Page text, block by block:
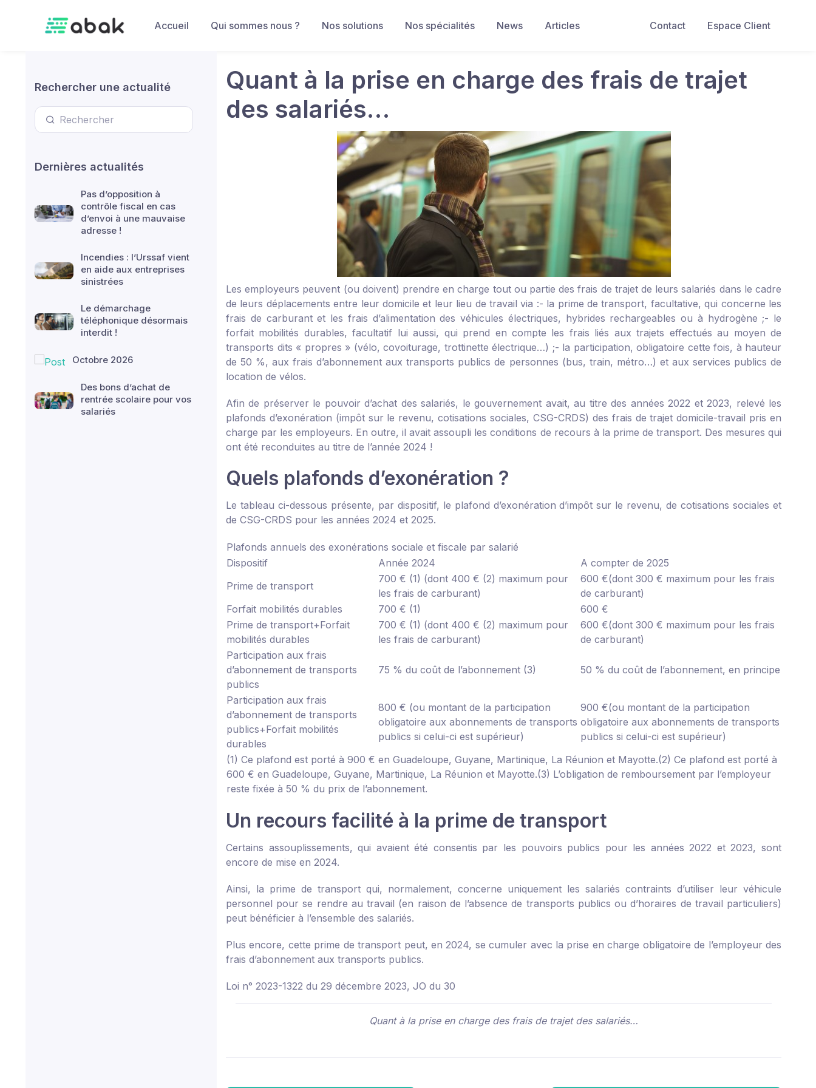
Contact
Espace Client
Accueil Qui sommes nous ? Nos solutions Nos spécialités News Articles
Rechercher une actualité
Dernières actualités
Pas d’opposition à
contrôle fiscal en cas
d’envoi à une mauvaise
adresse !
Incendies : l’Urssaf vient
en aide aux entreprises
sinistrées
Le démarchage
téléphonique désormais
interdit !
Octobre 2026
Des bons d’achat de
rentrée scolaire pour vos
salariés
Quant à la prise en charge des frais de trajet
des salariés…
Les employeurs peuvent (ou doivent) prendre en charge tout ou partie des frais de trajet de leurs salariés dans le cadre
de leurs déplacements entre leur domicile et leur lieu de travail via :- la prime de transport, facultative, qui concerne les
frais de carburant et les frais d’alimentation des véhicules électriques, hybrides rechargeables ou à hydrogène ;- le
forfait mobilités durables, facultatif lui aussi, qui prend en compte les frais liés aux trajets effectués au moyen de
transports dits « propres » (vélo, covoiturage, trottinette électrique…) ;- la participation, obligatoire cette fois, à hauteur
de 50 %, aux frais d’abonnement aux transports publics de personnes (bus, train, métro…) et aux services publics de
location de vélos.
Afin de préserver le pouvoir d’achat des salariés, le gouvernement avait, au titre des années 2022 et 2023, relevé les
plafonds d’exonération (impôt sur le revenu, cotisations sociales, CSG-CRDS) des frais de trajet domicile-travail pris en
charge par les employeurs. En outre, il avait assoupli les conditions de recours à la prime de transport. Des mesures qui
ont été reconduites au titre de l’année 2024 !
Quels plafonds d’exonération ?
Le tableau ci-dessous présente, par dispositif, le plafond d’exonération d’impôt sur le revenu, de cotisations sociales et
de CSG-CRDS pour les années 2024 et 2025.
Plafonds annuels des exonérations sociale et fiscale par salarié
Dispositif
Année 2024
A compter de 2025
Prime de transport
700 € (1) (dont 400 € (2) maximum pour
les frais de carburant)
600 €(dont 300 € maximum pour les frais
de carburant)
Forfait mobilités durables
700 € (1)
600 €
Prime de transport+Forfait
mobilités durables
700 € (1) (dont 400 € (2) maximum pour
les frais de carburant)
600 €(dont 300 € maximum pour les frais
de carburant)
Participation aux frais
d’abonnement de transports
publics
75 % du coût de l’abonnement (3) 50 % du coût de l’abonnement, en principe
Participation aux frais
d’abonnement de transports
publics+Forfait mobilités
durables
800 € (ou montant de la participation
obligatoire aux abonnements de transports
publics si celui-ci est supérieur)
900 €(ou montant de la participation
obligatoire aux abonnements de transports
publics si celui-ci est supérieur)
(1) Ce plafond est porté à 900 € en Guadeloupe, Guyane, Martinique, La Réunion et Mayotte.(2) Ce plafond est porté à
600 € en Guadeloupe, Guyane, Martinique, La Réunion et Mayotte.(3) L’obligation de remboursement par l’employeur
reste fixée à 50 % du prix de l’abonnement.
Un recours facilité à la prime de transport
Certains assouplissements, qui avaient été consentis par les pouvoirs publics pour les années 2022 et 2023, sont
encore de mise en 2024.
Ainsi, la prime de transport qui, normalement, concerne uniquement les salariés contraints d’utiliser leur véhicule
personnel pour se rendre au travail (en raison de l’absence de transports publics ou d’horaires de travail particuliers)
peut bénéficier à l’ensemble des salariés.
Plus encore, cette prime de transport peut, en 2024, se cumuler avec la prise en charge obligatoire de l’employeur des
frais d’abonnement aux transports publics.
Loi n° 2023-1322 du 29 décembre 2023, JO du 30
Quant à la prise en charge des frais de trajet des salariés…